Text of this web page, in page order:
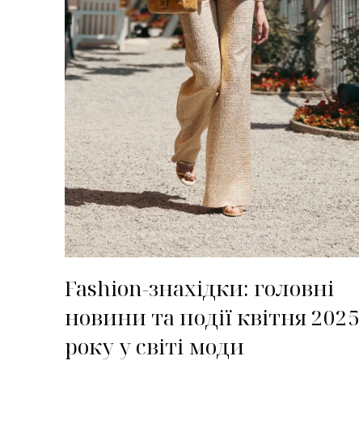
Fashion-знахідки: головні
новини та події квітня 2025
року у світі моди